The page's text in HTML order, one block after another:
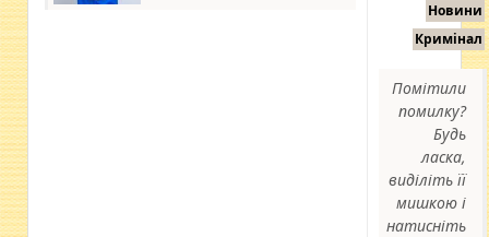
Новини
Кримінал
Помітили
помилку?
Будь
ласка,
виділіть її
мишкою і
натисніть